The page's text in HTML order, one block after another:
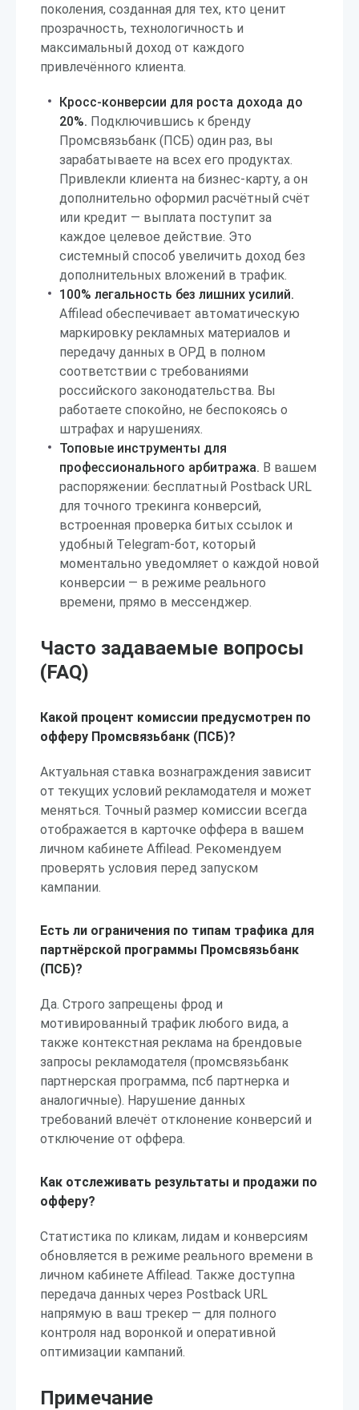
поколения, созданная для тех, кто ценит
прозрачность, технологичность и
максимальный доход от каждого
привлечённого клиента.
Кросс-конверсии для роста дохода до
20%. Подключившись к бренду
Промсвязьбанк (ПСБ) один раз, вы
зарабатываете на всех его продуктах.
Привлекли клиента на бизнес-карту, а он
дополнительно оформил расчётный счёт
или кредит — выплата поступит за
каждое целевое действие. Это
системный способ увеличить доход без
дополнительных вложений в трафик.
100% легальность без лишних усилий.
Affilead обеспечивает автоматическую
маркировку рекламных материалов и
передачу данных в ОРД в полном
соответствии с требованиями
российского законодательства. Вы
работаете спокойно, не беспокоясь о
штрафах и нарушениях.
Топовые инструменты для
профессионального арбитража. В вашем
распоряжении: бесплатный Postback URL
для точного трекинга конверсий,
встроенная проверка битых ссылок и
удобный Telegram-бот, который
моментально уведомляет о каждой новой
конверсии — в режиме реального
времени, прямо в мессенджер.
Часто задаваемые вопросы
(FAQ)
Какой процент комиссии предусмотрен по
офферу Промсвязьбанк (ПСБ)?
Актуальная ставка вознаграждения зависит
от текущих условий рекламодателя и может
меняться. Точный размер комиссии всегда
отображается в карточке оффера в вашем
личном кабинете Affilead. Рекомендуем
проверять условия перед запуском
кампании.
Есть ли ограничения по типам трафика для
партнёрской программы Промсвязьбанк
(ПСБ)?
Да. Строго запрещены фрод и
мотивированный трафик любого вида, а
также контекстная реклама на брендовые
запросы рекламодателя (промсвязьбанк
партнерская программа, псб партнерка и
аналогичные). Нарушение данных
требований влечёт отклонение конверсий и
отключение от оффера.
Как отслеживать результаты и продажи по
офферу?
Статистика по кликам, лидам и конверсиям
обновляется в режиме реального времени в
личном кабинете Affilead. Также доступна
передача данных через Postback URL
напрямую в ваш трекер — для полного
контроля над воронкой и оперативной
оптимизации кампаний.
Примечание